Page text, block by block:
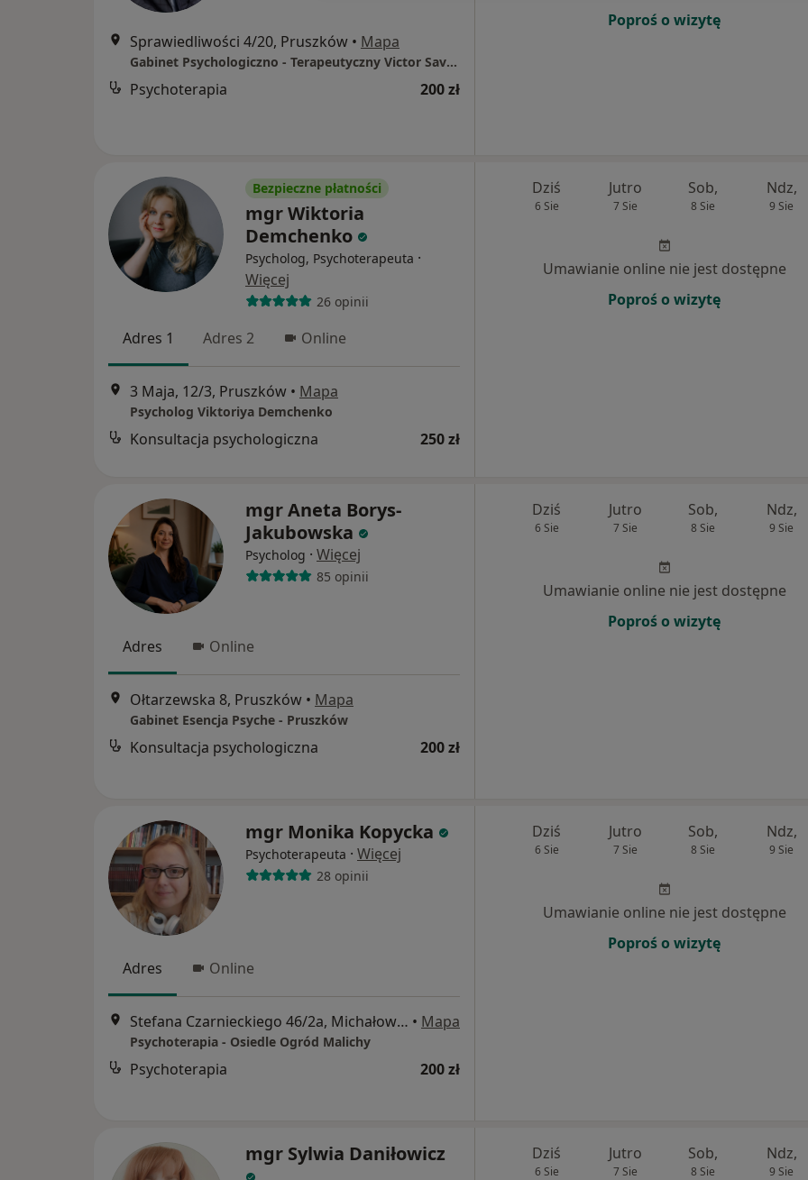
Sprawiedliwości 4/20, Pruszków • Mapa
Gabinet Psychologiczno - Terapeutyczny Victor Savosh
Psychoterapia 200 zł
Poproś o wizytę
Bezpieczne płatności
mgr Wiktoria
Demchenko
Psycholog, Psychoterapeuta ·
Więcej
26 opinii
Adres 1 Adres 2 Online
3 Maja, 12/3, Pruszków • Mapa
Psycholog Viktoriya Demchenko
Konsultacja psychologiczna 250 zł
Dziś
6 Sie
Jutro
7 Sie
Sob,
8 Sie
Ndz,
9 Sie
Umawianie online nie jest dostępne
Poproś o wizytę
mgr Aneta Borys-
Jakubowska
Psycholog · Więcej
85 opinii
Adres Online
Ołtarzewska 8, Pruszków • Mapa
Gabinet Esencja Psyche - Pruszków
Konsultacja psychologiczna 200 zł
Dziś
6 Sie
Jutro
7 Sie
Sob,
8 Sie
Ndz,
9 Sie
Umawianie online nie jest dostępne
Poproś o wizytę
mgr Monika Kopycka
Psychoterapeuta · Więcej
28 opinii
Adres Online
Stefana Czarnieckiego 46/2a, Michałowice • Mapa
Psychoterapia - Osiedle Ogród Malichy
Psychoterapia 200 zł
Dziś
6 Sie
Jutro
7 Sie
Sob,
8 Sie
Ndz,
9 Sie
Umawianie online nie jest dostępne
Poproś o wizytę
mgr Sylwia Daniłowicz Dziś
6 Sie
Jutro
7 Sie
Sob,
8 Sie
Ndz,
9 Sie